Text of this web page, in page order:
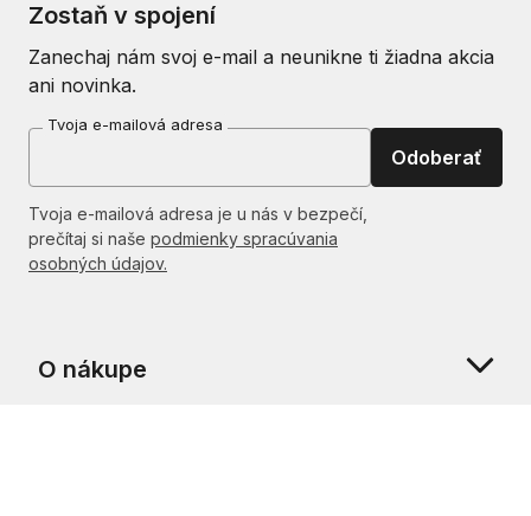
Zostaň v spojení
Zanechaj nám svoj e-mail a neunikne ti žiadna akcia
ani novinka.
Tvoja e-mailová adresa
Odoberať
Tvoja e-mailová adresa je u nás v bezpečí,
prečítaj si naše podmienky spracúvania
osobných údajov.
O nákupe